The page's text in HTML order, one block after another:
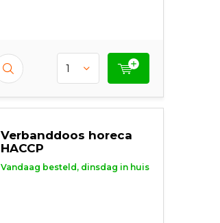
Verbanddoos horeca
HACCP
Vandaag besteld, dinsdag in huis